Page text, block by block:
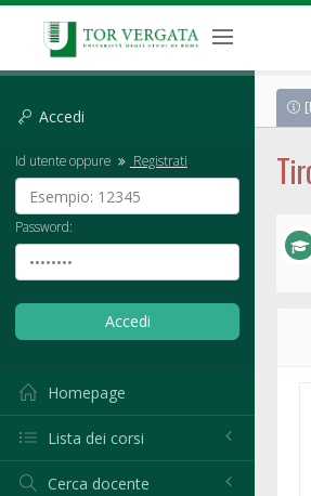
Accedi
Id utente oppure Registrati
Password:
Homepage
Lista dei corsi
Cerca docente